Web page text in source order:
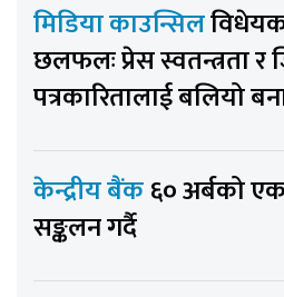
मिडिया काउन्सिल
छलफलः प्रेस स्वतन्त्रता र
पत्रकारितालाई बलियो
केन्द्रीय बैंक६० अर्बको
सङ्कलन गर्दै